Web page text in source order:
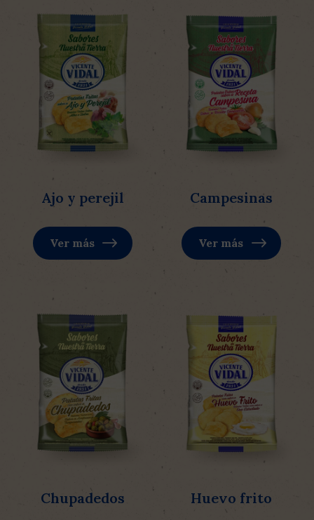
Ajo y perejil
Ver más
Campesinas
Ver más
Chupadedos Huevo frito